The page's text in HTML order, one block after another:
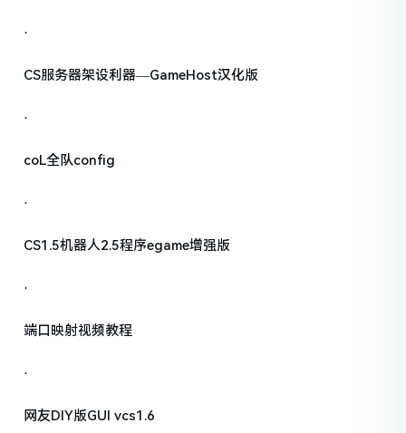
·
CS服务器架设利器—GameHost汉化版
·
coL全队config
·
CS1.5机器人2.5程序egame增强版
·
端口映射视频教程
·
网友DIY版GUI vcs1.6